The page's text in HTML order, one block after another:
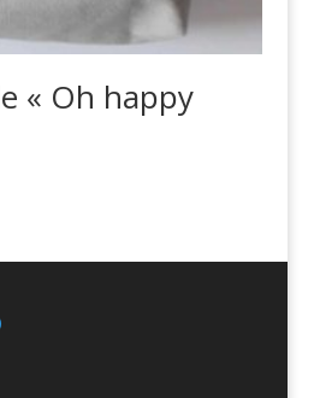
« Oh happy